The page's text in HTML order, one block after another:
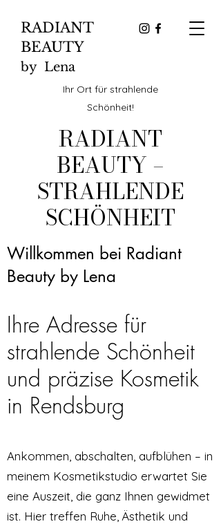
RADIANT
BEAUTY
by Lena
Ihr Ort für strahlende
Schönheit!
RADIANT
BEAUTY –
STRAHLENDE
SCHÖNHEIT
Willkommen bei Radiant
Beauty by Lena
Ihre Adresse für
strahlende Schönheit
und präzise Kosmetik
in Rendsburg
Ankommen, abschalten, aufblühen – in
meinem Kosmetikstudio erwartet Sie
eine Auszeit, die ganz Ihnen gewidmet
ist. Hier treffen Ruhe, Ästhetik und